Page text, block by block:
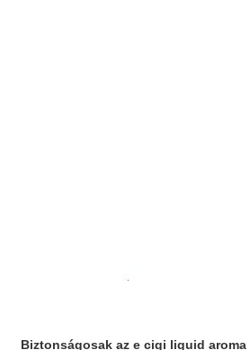
Biztonságosak aze cigi liquid aroma